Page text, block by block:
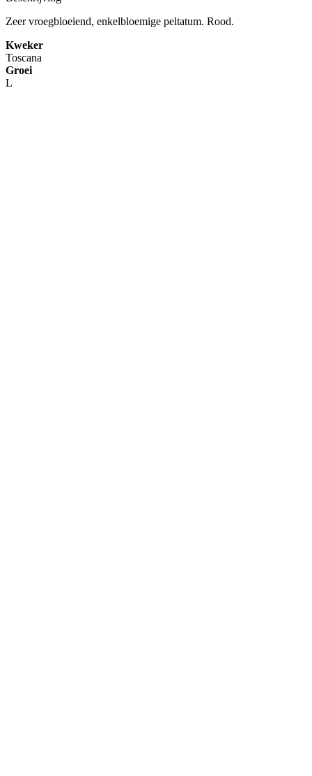
Zeer vroegbloeiend, enkelbloemige peltatum. Rood.
Kweker
Toscana
Groei
L